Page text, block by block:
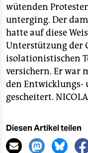
wütenden
unterging. Der
hatte auf diese
Unterstützung der
isolationistischen
versichern. Er war
den Entwicklungs-
gescheitert.
Diesen Artikel teilen